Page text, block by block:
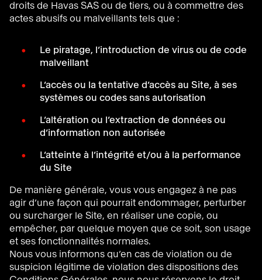
droits de Havas SAS ou de tiers, ou à commettre des
actes abusifs ou malveillants tels que :
Le piratage, l’introduction de virus ou de code
malveillant
L’accès ou la tentative d’accès au Site, à ses
systèmes ou codes sans autorisation
L’altération ou l’extraction de données ou
d’information non autorisée
L’atteinte à l’intégrité et/ou à la performance
du Site
De manière générale, vous vous engagez à ne pas
agir d’une façon qui pourrait endommager, perturber
ou surcharger le Site, en réaliser une copie, ou
empêcher, par quelque moyen que ce soit, son usage
et ses fonctionnalités normales.
Nous vous informons qu’en cas de violation ou de
suspicion légitime de violation des dispositions des